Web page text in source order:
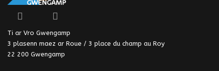
Ti ar Vro Gwengamp
3 plasenn maez ar Roue / 3 place du champ au Roy
22 200 Gwengamp